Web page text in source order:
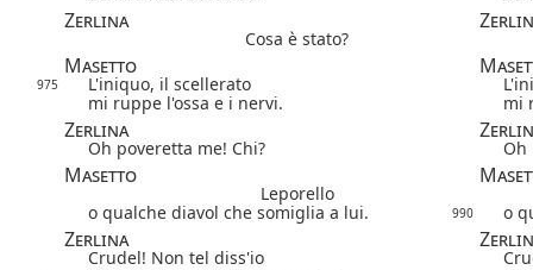
Zerlina
Cosa è stato?
Masetto
975 L'iniquo, il scellerato
mi ruppe l'ossa e i nervi.
mi
Zerlina
Oh poveretta me! Chi? Oh
Masetto
Leporello
o qualche diavol che somiglia a lui.
990 o
Zerlina
Crudel! Non tel diss'io